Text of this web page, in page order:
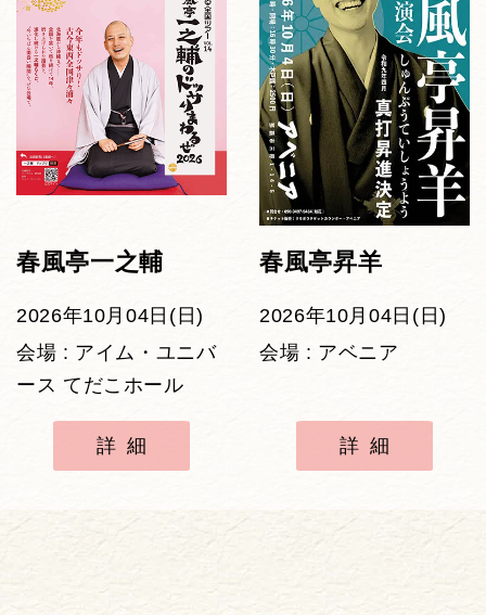
春風亭一之輔
2026年10月04日(日)
会場 : アイム・ユニバ
ース てだこホール
詳細
春風亭昇羊
2026年10月04日(日)
会場 : アベニア
詳細